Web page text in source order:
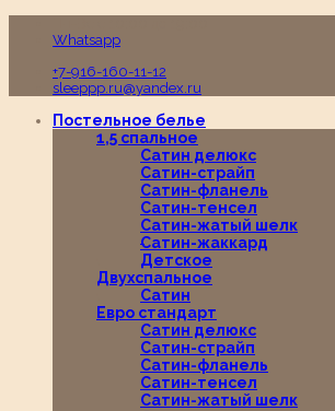
Whatsapp
+7-916-160-11-12
sleeppp.ru@yandex.ru
Постельное белье
1,5 спальное
Сатин делюкс
Сатин-страйп
Сатин-фланель
Сатин-тенсел
Сатин-жатый шелк
Сатин-жаккард
Детское
Двухспальное
Сатин
Евро стандарт
Сатин делюкс
Сатин-страйп
Сатин-фланель
Сатин-тенсел
Сатин-жатый шелк